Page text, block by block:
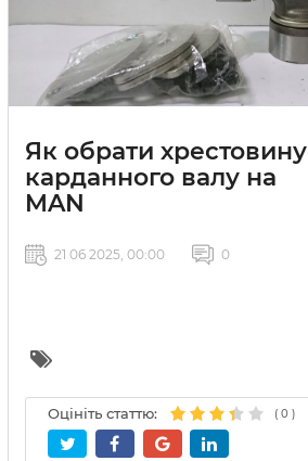
Як обрати хрестовину
карданного валу на
MAN
21 06 2025, 00:00 0
Оцініть статтю: ( 0 )